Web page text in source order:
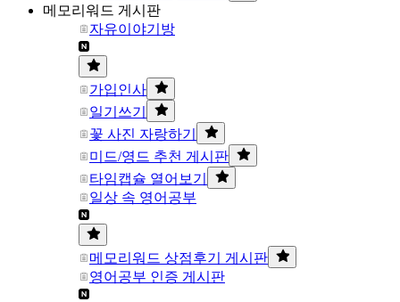
메모리워드 게시판
자유이야기방
가입인사
일기쓰기
꽃 사진 자랑하기
미드/영드 추천 게시판
타임캡슐 열어보기
일상 속 영어공부
메모리워드 상점후기 게시판
영어공부 인증 게시판